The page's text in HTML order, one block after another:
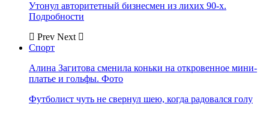
Утонул авторитетный бизнесмен из лихих 90-х.
Подробности
Prev Next
Спорт
Алина Загитова сменила коньки на откровенное мини-
платье и гольфы. Фото
Футболист чуть не свернул шею, когда радовался голу